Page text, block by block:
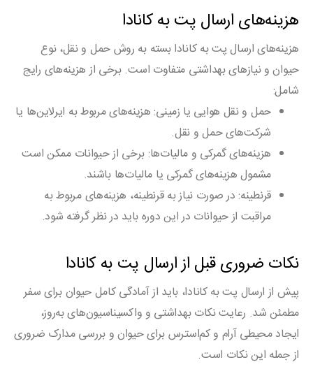
هزینه‌های ارسال پت به کانادا
هزینه‌های ارسال پت به کانادا بسته به روش حمل و نقل، نوع
حیوان و نیازهای بهداشتی متفاوت است. برخی از هزینه‌های رایج
شامل:
حمل و نقل هوایی یا زمینی: هزینه‌های مربوط به ایرلاین‌ها یا
شرکت‌های حمل و نقل.
هزینه‌های گمرکی و مالیات‌ها: برخی از حیوانات ممکن است
مشمول هزینه‌های گمرکی یا مالیات‌ها باشند.
قرنطینه: در صورت نیاز به قرنطینه، هزینه‌های مربوط به
مراقبت از حیوانات در این دوره باید در نظر گرفته شود.
نکات ضروری قبل از ارسال پت به کانادا
پیش از ارسال پت به کانادا، باید از آمادگی کامل حیوان برای سفر
مطمئن شد. رعایت نکات بهداشتی و واکسیناسیون‌های به‌روز،
ایجاد محیطی آرام و کم‌استرس برای حیوان و بررسی مدارک ضروری
از جمله این نکات است.